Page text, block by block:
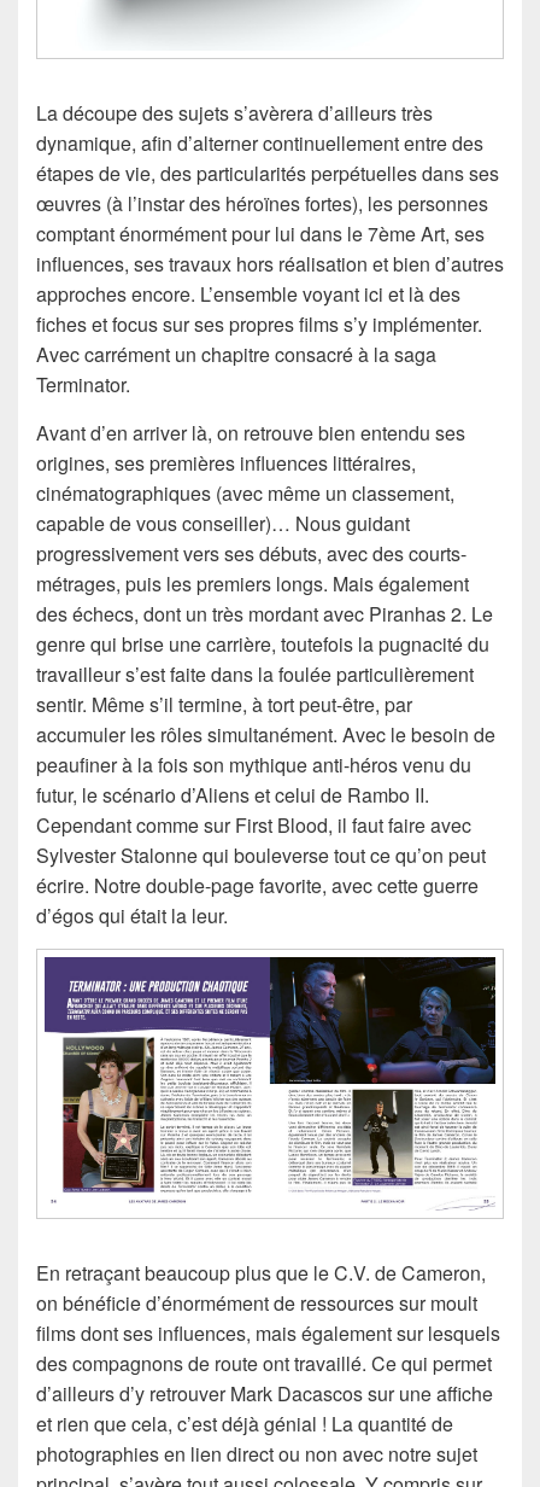
La découpe des sujets s’avèrera d’ailleurs très
dynamique, afin d’alterner continuellement entre des
étapes de vie, des particularités perpétuelles dans ses
œuvres (à l’instar des héroïnes fortes), les personnes
comptant énormément pour lui dans le 7ème Art, ses
influences, ses travaux hors réalisation et bien d’autres
approches encore. L’ensemble voyant ici et là des
fiches et focus sur ses propres films s’y implémenter.
Avec carrément un chapitre consacré à la saga
Terminator.
Avant d’en arriver là, on retrouve bien entendu ses
origines, ses premières influences littéraires,
cinématographiques (avec même un classement,
capable de vous conseiller)… Nous guidant
progressivement vers ses débuts, avec des courts-
métrages, puis les premiers longs. Mais également
des échecs, dont un très mordant avec Piranhas 2. Le
genre qui brise une carrière, toutefois la pugnacité du
travailleur s’est faite dans la foulée particulièrement
sentir. Même s’il termine, à tort peut-être, par
accumuler les rôles simultanément. Avec le besoin de
peaufiner à la fois son mythique anti-héros venu du
futur, le scénario d’Aliens et celui de Rambo II.
Cependant comme sur First Blood, il faut faire avec
Sylvester Stalonne qui bouleverse tout ce qu’on peut
écrire. Notre double-page favorite, avec cette guerre
d’égos qui était la leur.
En retraçant beaucoup plus que le C.V. de Cameron,
on bénéficie d’énormément de ressources sur moult
films dont ses influences, mais également sur lesquels
des compagnons de route ont travaillé. Ce qui permet
d’ailleurs d’y retrouver Mark Dacascos sur une affiche
et rien que cela, c’est déjà génial ! La quantité de
photographies en lien direct ou non avec notre sujet